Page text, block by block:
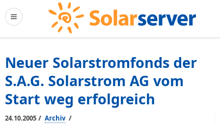
Neuer Solarstromfonds der
S.A.G. Solarstrom AG vom
Start weg erfolgreich
24.10.2005 / Archiv /